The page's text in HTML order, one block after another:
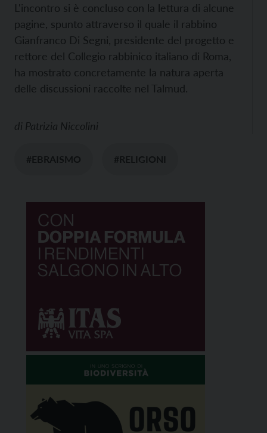
L'incontro si è concluso con la lettura di alcune
pagine, spunto attraverso il quale il rabbino
Gianfranco Di Segni, presidente del progetto e
rettore del Collegio rabbinico italiano di Roma,
ha mostrato concretamente la natura aperta
delle discussioni raccolte nel Talmud.
di Patrizia Niccolini
#EBRAISMO #RELIGIONI